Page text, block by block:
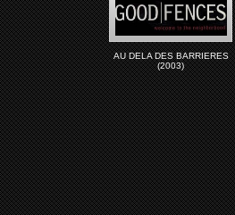
AU DELA DES BARRIERES
(2003)